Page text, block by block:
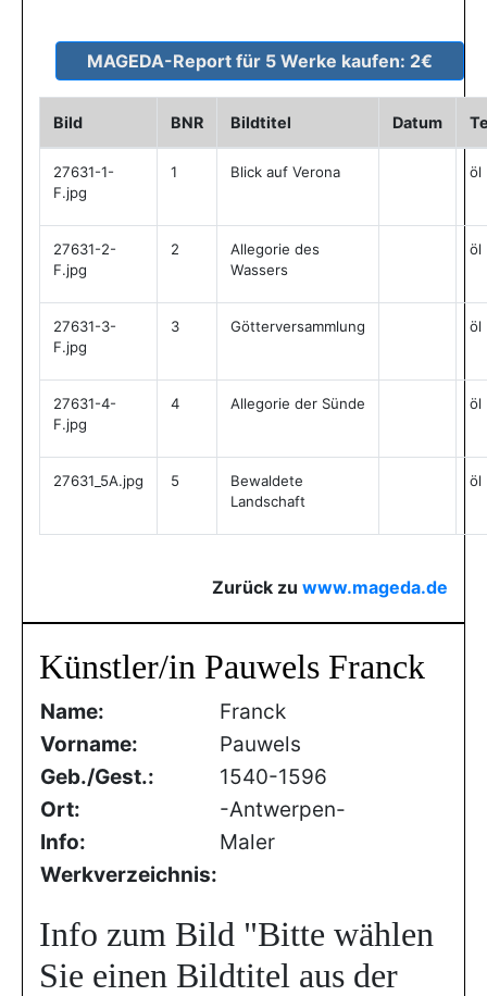
Bild BNR Bildtitel Datum
27631-1-
F.jpg
1 Blick auf Verona öl
27631-2-
F.jpg
2
Allegorie des
Wassers
öl
27631-3-
F.jpg
3 Götterversammlung öl
27631-4-
F.jpg
4 Allegorie der Sünde öl
27631_5A.jpg 5
Bewaldete
Landschaft
öl
Zurück zu www.mageda.de
Künstler/in Pauwels Franck
Name:
Franck
Vorname:
Pauwels
Geb./Gest.:
1540-1596
Ort:
-Antwerpen-
Info:
Maler
Werkverzeichnis:
Info zum Bild "Bitte wählen
Sie einen Bildtitel aus der